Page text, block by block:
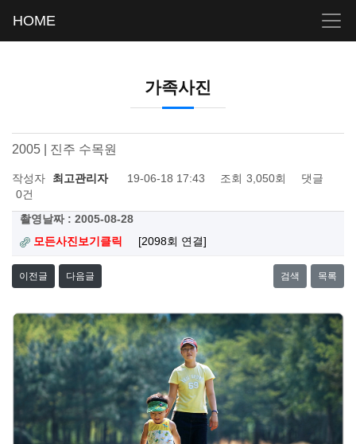
HOME
가족사진
2005 | 진주 수목원
작성자 최고관리자 19-06-18 17:43 조회 3,050회
댓글
0건
촬영날짜 : 2005-08-28
모든사진보기클릭
[2098회 연결]
이전글 다음글 검색 목록